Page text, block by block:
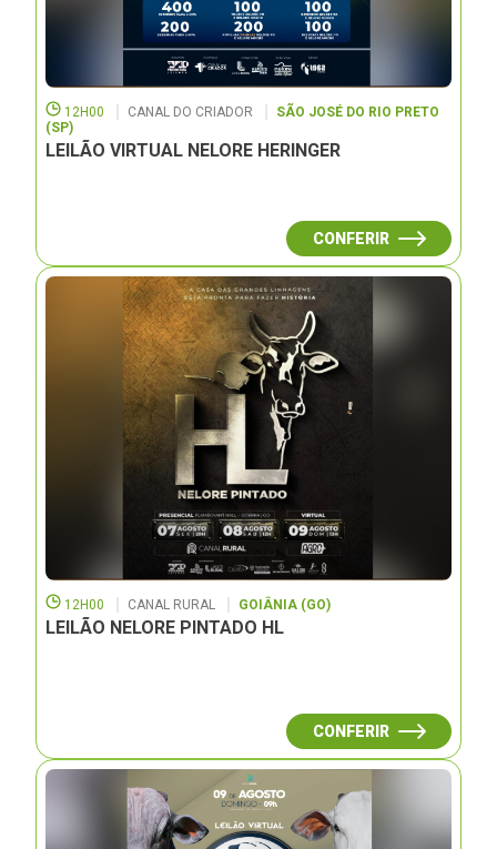
12H00 CANAL DO CRIADOR
SÃO JOSÉ DO RIO PRETO
(SP)
LEILÃO VIRTUAL NELORE HERINGER
CONFERIR
12H00 CANAL RURAL GOIÂNIA (GO)
LEILÃO NELORE PINTADO HL
CONFERIR